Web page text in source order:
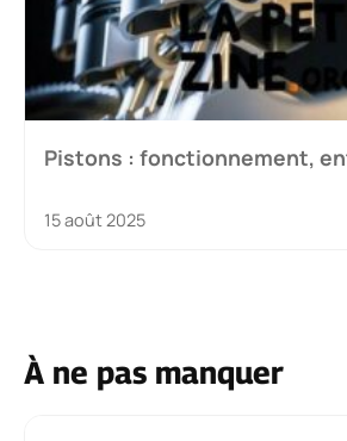
Pistons : fonctionnement,
15 août 2025
À ne pas manquer